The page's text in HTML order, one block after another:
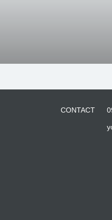
CONTACT